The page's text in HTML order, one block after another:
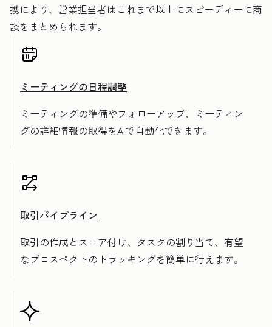
携により、営業担当者はこれまで以上にスピーディーに商
談をまとめられます。
ミーティングの日程調整
ミーティングの準備やフォローアップ、ミーティン
グの詳細情報の取得をAIで自動化できます。
取引パイプライン
取引の作成とスコア付け、タスクの割り当て、有望
なプロスペクトのトラッキングを簡単に行えます。